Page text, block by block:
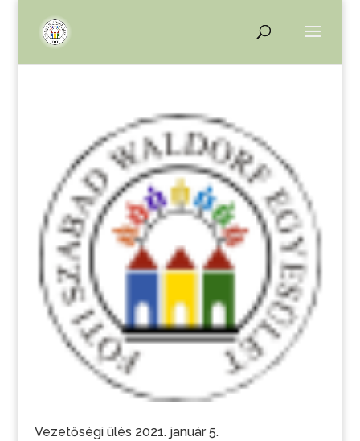
Vezetőségi ülés 2021. január 5.